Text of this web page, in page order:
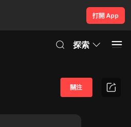
打開 App
探索
關注